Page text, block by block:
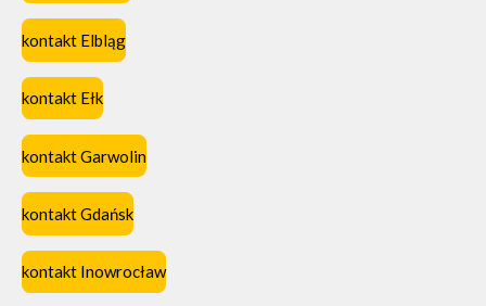
kontakt Elbląg
kontakt Ełk
kontakt Garwolin
kontakt Gdańsk
kontakt Inowrocław